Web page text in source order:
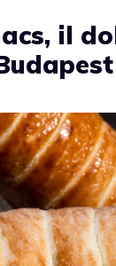
il